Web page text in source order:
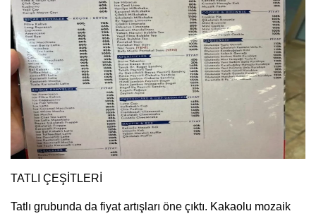
TATLI ÇEŞİTLERİ
Tatlı grubunda da fiyat artışları öne çıktı. Kakaolu mozaik